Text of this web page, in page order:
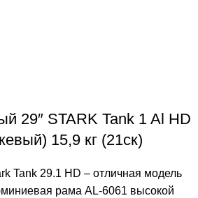
29″ STARK Tank 1 Al HD
15,9 кг (21ск)
Tank 29.1 HD – отличная модель
рама AL-6061 высокой